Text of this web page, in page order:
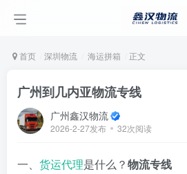
首页 深圳物流 海运拼箱 正文
广州到几内亚物流专线
广州鑫汉物流
2026-2-27发布 32次阅读
一、 货运代理是什么？物流专线